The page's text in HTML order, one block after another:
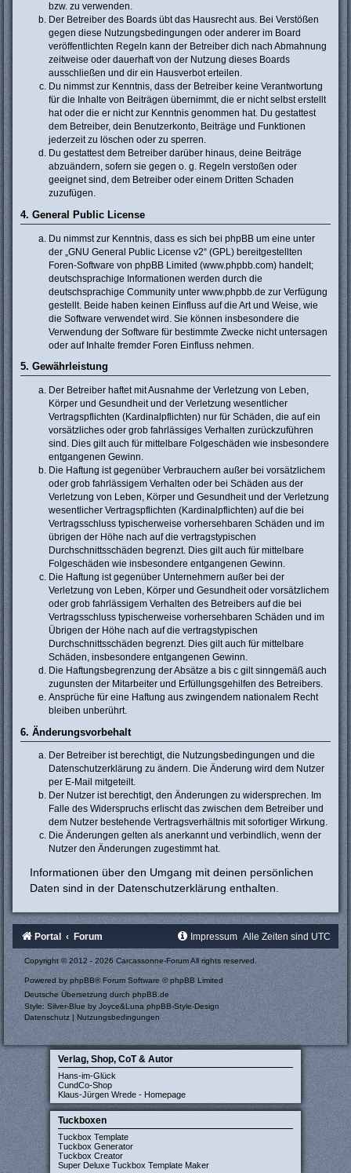
bzw. zu verwenden.
Der Betreiber des Boards übt das Hausrecht aus. Bei Verstößen
gegen diese Nutzungsbedingungen oder anderer im Board
veröffentlichten Regeln kann der Betreiber dich nach Abmahnung
zeitweise oder dauerhaft von der Nutzung dieses Boards
ausschließen und dir ein Hausverbot erteilen.
Du nimmst zur Kenntnis, dass der Betreiber keine Verantwortung
für die Inhalte von Beiträgen übernimmt, die er nicht selbst erstellt
hat oder die er nicht zur Kenntnis genommen hat. Du gestattest
dem Betreiber, dein Benutzerkonto, Beiträge und Funktionen
jederzeit zu löschen oder zu sperren.
Du gestattest dem Betreiber darüber hinaus, deine Beiträge
abzuändern, sofern sie gegen o. g. Regeln verstoßen oder
geeignet sind, dem Betreiber oder einem Dritten Schaden
zuzufügen.
4. General Public License
Du nimmst zur Kenntnis, dass es sich bei phpBB um eine unter
der „ GNU General Public License v2“ (GPL) bereitgestellten
Foren-Software von phpBB Limited (www.phpbb.com) handelt;
deutschsprachige Informationen werden durch die
deutschsprachige Community unter www.phpbb.de zur Verfügung
gestellt. Beide haben keinen Einfluss auf die Art und Weise, wie
die Software verwendet wird. Sie können insbesondere die
Verwendung der Software für bestimmte Zwecke nicht untersagen
oder auf Inhalte fremder Foren Einfluss nehmen.
5. Gewährleistung
Der Betreiber haftet mit Ausnahme der Verletzung von Leben,
Körper und Gesundheit und der Verletzung wesentlicher
Vertragspflichten (Kardinalpflichten) nur für Schäden, die auf ein
vorsätzliches oder grob fahrlässiges Verhalten zurückzuführen
sind. Dies gilt auch für mittelbare Folgeschäden wie insbesondere
entgangenen Gewinn.
Die Haftung ist gegenüber Verbrauchern außer bei vorsätzlichem
oder grob fahrlässigem Verhalten oder bei Schäden aus der
Verletzung von Leben, Körper und Gesundheit und der Verletzung
wesentlicher Vertragspflichten (Kardinalpflichten) auf die bei
Vertragsschluss typischerweise vorhersehbaren Schäden und im
übrigen der Höhe nach auf die vertragstypischen
Durchschnittsschäden begrenzt. Dies gilt auch für mittelbare
Folgeschäden wie insbesondere entgangenen Gewinn.
Die Haftung ist gegenüber Unternehmern außer bei der
Verletzung von Leben, Körper und Gesundheit oder vorsätzlichem
oder grob fahrlässigem Verhalten des Betreibers auf die bei
Vertragsschluss typischerweise vorhersehbaren Schäden und im
Übrigen der Höhe nach auf die vertragstypischen
Durchschnittsschäden begrenzt. Dies gilt auch für mittelbare
Schäden, insbesondere entgangenen Gewinn.
Die Haftungsbegrenzung der Absätze a bis c gilt sinngemäß auch
zugunsten der Mitarbeiter und Erfüllungsgehilfen des Betreibers.
Ansprüche für eine Haftung aus zwingendem nationalem Recht
bleiben unberührt.
6. Änderungsvorbehalt
Der Betreiber ist berechtigt, die Nutzungsbedingungen und die
Datenschutzerklärung zu ändern. Die Änderung wird dem Nutzer
per E-Mail mitgeteilt.
Der Nutzer ist berechtigt, den Änderungen zu widersprechen. Im
Falle des Widerspruchs erlischt das zwischen dem Betreiber und
dem Nutzer bestehende Vertragsverhältnis mit sofortiger Wirkung.
Die Änderungen gelten als anerkannt und verbindlich, wenn der
Nutzer den Änderungen zugestimmt hat.
Informationen über den Umgang mit deinen persönlichen
Daten sind in der Datenschutzerklärung enthalten.
Portal Forum Alle Zeiten sind UTC
Impressum
Copyright © 2012 - 2026 Carcassonne-Forum All rights reserved.
Powered by phpBB® Forum Software © phpBB Limited
Deutsche Übersetzung durch phpBB.de
Style: Silver-Blue by Joyce&LunaphpBB-Style-Design
Datenschutz |Nutzungsbedingungen
Verlag, Shop, CoT & Autor
Hans-im-Glück
CundCo-Shop
Klaus-Jürgen Wrede - Homepage
Tuckboxen
Tuckbox Template
Tuckbox Generator
Tuckbox Creator
Super Deluxe Tuckbox Template Maker